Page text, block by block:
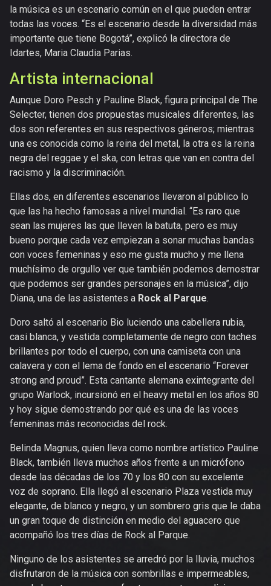
la música es un escenario común en el que pueden entrar
todas las voces. “Es el escenario desde la diversidad más
importante que tiene Bogotá”, explicó la directora de
Idartes, Maria Claudia Parias.
Artista internacional
Aunque Doro Pesch y Pauline Black, figura principal de The
Selecter, tienen dos propuestas musicales diferentes, las
dos son referentes en sus respectivos géneros; mientras
una es conocida como la reina del metal, la otra es la reina
negra del reggae y el ska, con letras que van en contra del
racismo y la discriminación.
Ellas dos, en diferentes escenarios llevaron al público lo
que las ha hecho famosas a nivel mundial. “Es raro que
sean las mujeres las que lleven la batuta, pero es muy
bueno porque cada vez empiezan a sonar muchas bandas
con voces femeninas y eso me gusta mucho y me llena
muchísimo de orgullo ver que también podemos demostrar
que podemos ser grandes personajes en la música”, dijo
Diana, una de las asistentes a Rock al Parque.
Doro saltó al escenario Bio luciendo una cabellera rubia,
casi blanca, y vestida completamente de negro con taches
brillantes por todo el cuerpo, con una camiseta con una
calavera y con el lema de fondo en el escenario “Forever
strong and proud”. Esta cantante alemana exintegrante del
grupo Warlock, incursionó en el heavy metal en los años 80
y hoy sigue demostrando por qué es una de las voces
femeninas más reconocidas del rock.
Belinda Magnus, quien lleva como nombre artístico Pauline
Black, también lleva muchos años frente a un micrófono
desde las décadas de los 70 y los 80 con su excelente
voz de soprano. Ella llegó al escenario Plaza vestida muy
elegante, de blanco y negro, y un sombrero gris que le daba
un gran toque de distinción en medio del aguacero que
acompañó los tres días de Rock al Parque.
Ninguno de los asistentes se arredró por la lluvia, muchos
disfrutaron de la música con sombrillas e impermeables,